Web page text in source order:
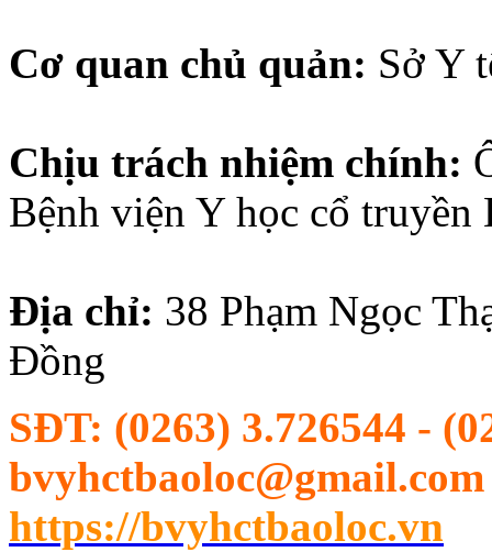
Cơ quan chủ quản: Sở Y
Chịu trách nhiệm chính:
Bệnh viện Y học cổ truyền
Địa chỉ: 38 Phạm Ngọc
Đồng
SĐT: (0263) 3.726544 -
https://bvyhctbaoloc.vn